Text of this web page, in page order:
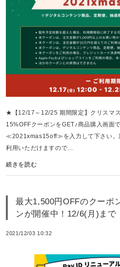
★【12/17～12/25 期間限定】クリスマ
15%OFFクーポンをGET♪商品購入画面
≪2021xmas15off≫を入力して下さい。
利用いただけますので...
続きを読む
最大1,500円OFFのクーポ
ンが開催中！12/6(月)まで
2021/12/03 10:32